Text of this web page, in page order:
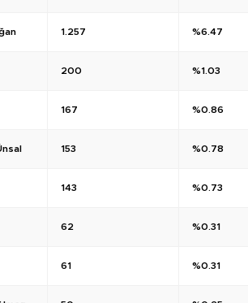
1.257 %6.47
200 %1.03
167 %0.86
153 %0.78
143 %0.73
62 %0.31
61 %0.31